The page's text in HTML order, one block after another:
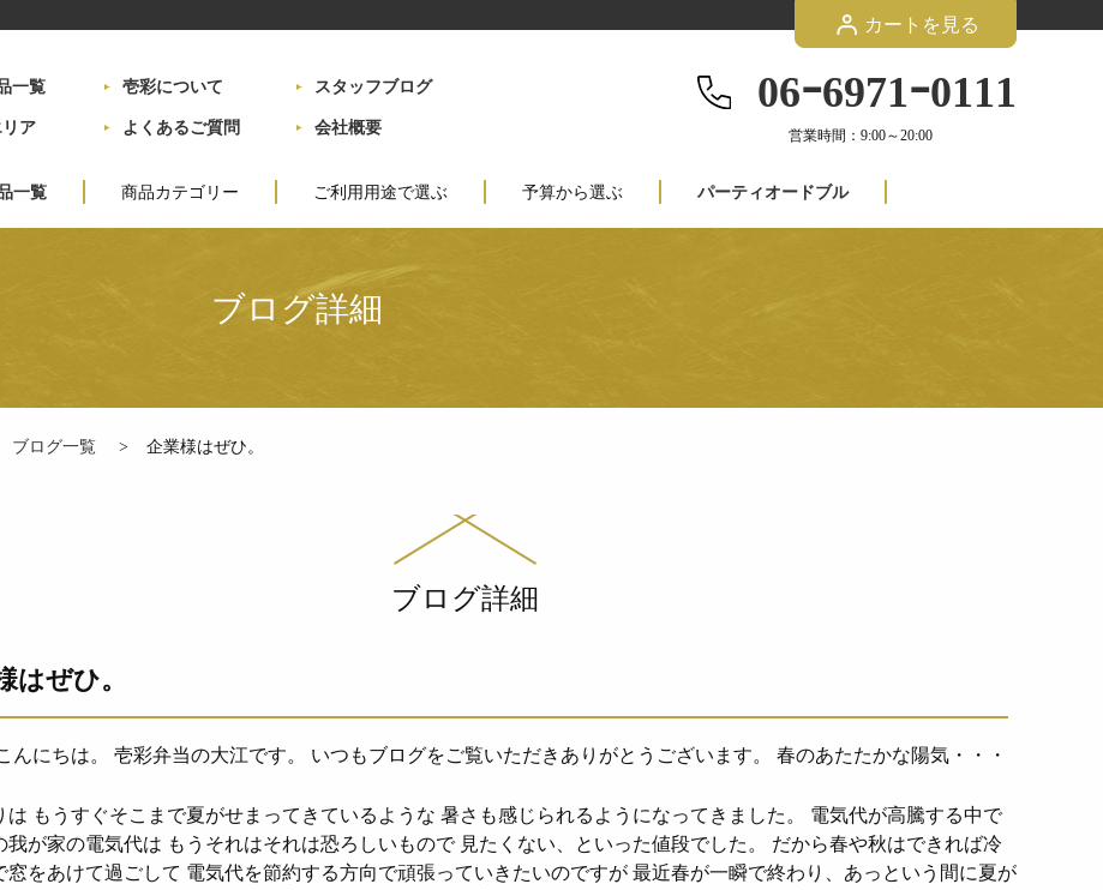
カートを見る
06ｰ6971ｰ0111
営業時間：9:00～20:00
一覧 壱彩について スタッフブログ
ア よくあるご質問 会社概要
一覧 商品カテゴリー
定番弁当
ご利用用途で選ぶ
会議・各種お集まり
ご接待
予算から選ぶ
～999円
パーティオードブル
ブログ詳細
ブログ一覧 企業様はぜひ。
ブログ詳細
はぜひ。
んにちは。 壱彩弁当の大江です。 いつもブログをご覧いただきありがとうございます。 春のあたたかな陽気・・・
は もうすぐそこまで夏がせまってきているような 暑さも感じられるようになってきました。 電気代が高騰する中で
我が家の電気代は もうそれはそれは恐ろしいもので 見たくない、といった値段でした。 だから春や秋はできれば冷
窓をあけて過ごして 電気代を節約する方向で頑張っていきたいのですが 最近春が一瞬で終わり、あっという間に夏が